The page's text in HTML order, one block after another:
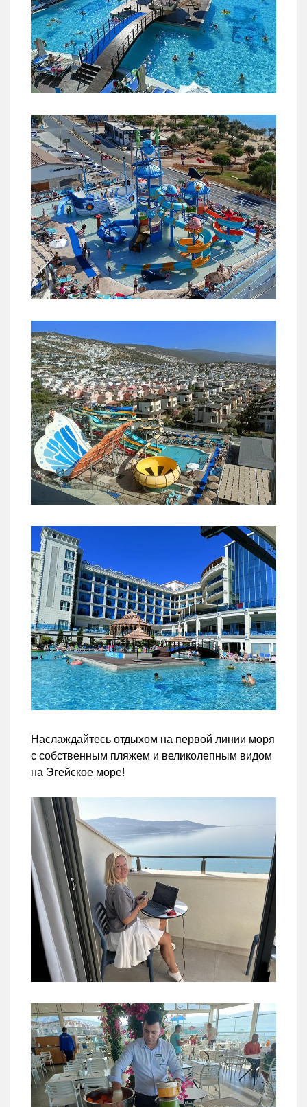
Наслаждайтесь отдыхом на первой линии моря
с собственным пляжем и великолепным видом
на Эгейское море!